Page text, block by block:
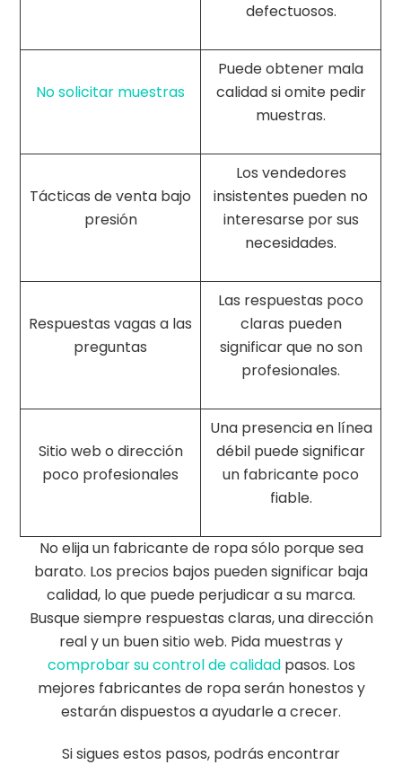
defectuosos.
No solicitar muestras
Puede obtener mala
calidad si omite pedir
muestras.
Tácticas de venta bajo
presión
Los vendedores
insistentes pueden no
interesarse por sus
necesidades.
Respuestas vagas a las
preguntas
Las respuestas poco
claras pueden
significar que no son
profesionales.
Sitio web o dirección
poco profesionales
Una presencia en línea
débil puede significar
un fabricante poco
fiable.
No elija un fabricante de ropa sólo porque sea
barato. Los precios bajos pueden significar baja
calidad, lo que puede perjudicar a su marca.
Busque siempre respuestas claras, una dirección
real y un buen sitio web. Pida muestras y
comprobar su control de calidadpasos. Los
mejores fabricantes de ropa serán honestos y
estarán dispuestos a ayudarle a crecer.
Si sigues estos pasos, podrás encontrar